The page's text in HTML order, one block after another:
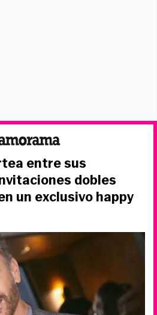
entre sus
dobles
un exclusivo happy